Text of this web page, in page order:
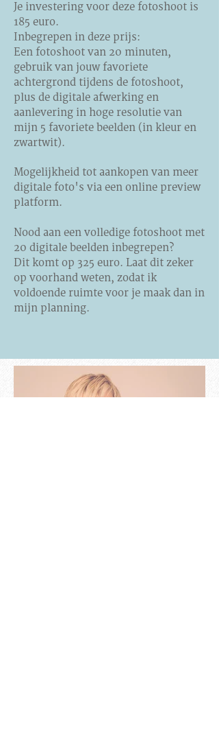
Je investering voor deze fotoshoot is
185 euro.
Inbegrepen in deze prijs:
Een fotoshoot van 20 minuten,
gebruik van jouw favoriete
achtergrond tijdens de fotoshoot,
plus de digitale afwerking en
aanlevering in hoge resolutie van
mijn 5 favoriete beelden (in kleur en
zwartwit).
Mogelijkheid tot aankopen van meer
digitale foto's via een online preview
platform.
Nood aan een volledige fotoshoot met
20 digitale beelden inbegrepen?
Dit komt op 325 euro. Laat dit zeker
op voorhand weten, zodat ik
voldoende ruimte voor je maak dan in
mijn planning.